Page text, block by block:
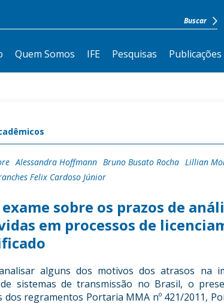
Quem Somos IFE Pesquisas Publicações
Alessandra Hoffmann Bruno Busato Rocha Lillian
Felix Cardoso Júnior
sobre os prazos de
em processos de
alguns dos motivos dos atrasos na
sistemas de transmissão no Brasil, o
dos regramentos Portaria MMA nº 421/2011,